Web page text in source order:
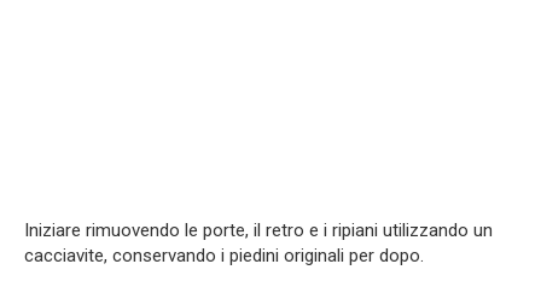
Iniziare rimuovendo le porte, il retro e i ripiani utilizzando un
cacciavite, conservando i piedini originali per dopo.